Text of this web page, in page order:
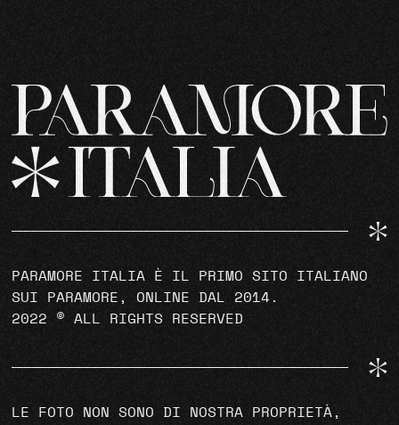
PARAMORE ITALIA È IL PRIMO SITO ITALIANO
SUI PARAMORE, ONLINE DAL 2014.
2022 © ALL RIGHTS RESERVED
LE FOTO NON SONO DI NOSTRA PROPRIETÀ,